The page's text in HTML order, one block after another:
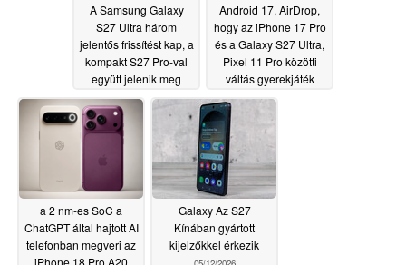
A Samsung Galaxy
S27 Ultra három
jelentős frissítést kap, a
kompakt S27 Pro-val
együtt jelenik meg
05/19/2026
Android 17, AirDrop,
hogy az iPhone 17 Pro
és a Galaxy S27 Ultra,
Pixel 11 Pro közötti
váltás gyerekjáték
legyen05/14/2026
a 2 nm-es SoC a
ChatGPT által hajtott AI
telefonban megveri az
iPhone 18 Pro A20
Galaxy Az S27
Kínában gyártott
kijelzőkkel érkezik